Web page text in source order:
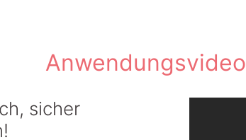
Anwendungsvideo
sicher